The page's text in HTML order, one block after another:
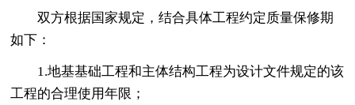
双方根据国家规定，结合具体工程约定质量保修期
如下：
1.地基基础工程和主体结构工程为设计文件规定的该
工程的合理使用年限；